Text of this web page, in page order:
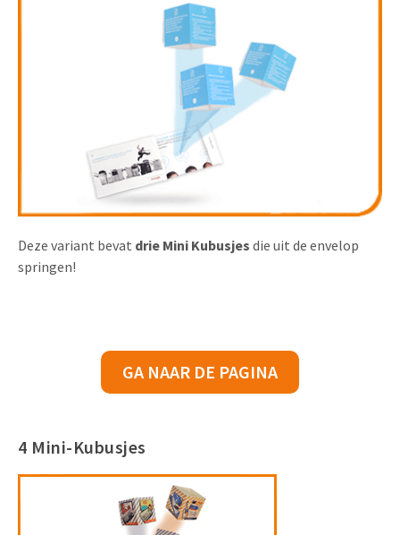
Deze variant bevat drie Mini Kubusjes die uit de envelop
springen!
GA NAAR DE PAGINA
4 Mini-Kubusjes